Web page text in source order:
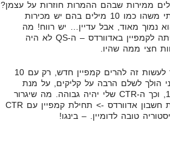
ממירות שבהם ההמרות חוזרות על עצמן?
אם לא, אז אני אחזור על זה, מצאתי משהו כמו 10 מילים בהם יש מכירות
נמוך מאוד, אבל עדיין… יש רווח! מה
שמחזיר אותי לבעיה המרכזית שהייתה לקמפיין באדוורדס – ה-QS לא היה
חצי ממה שהיו.
ואם כל מה שנאמר, מה שאני הולך לעשות זה להרים קמפיין חדש, רק עם 10
הולך לשלם הרבה על קליקים, על מנת
שהמודעות שלי יופיעו במקום מס' 1, וכך ה-CTR שלי יהיה גבוהה. מה שיגרור
תגובת שרשרת של שיפור היסטוריית חשבון אדוורדס -> תחילת קמפיין עם CTR